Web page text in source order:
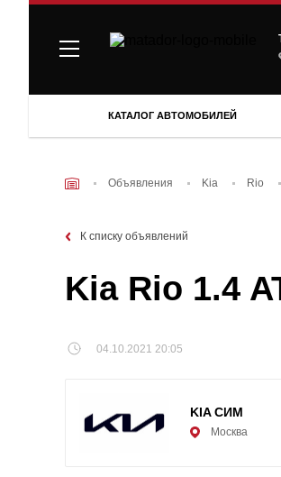
КАТАЛОГ АВТОМОБИЛЕЙ
Объявления Kia Rio
К списку объявлений
Kia Rio 1.4
04.10.2021 20:05
KIA СИМ
Москва